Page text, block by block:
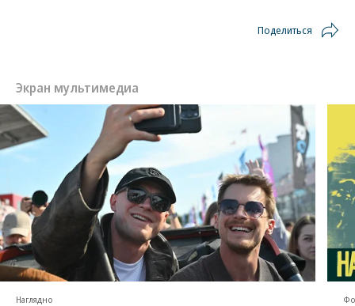
Поделиться
Экран мультимедиа
Наглядно